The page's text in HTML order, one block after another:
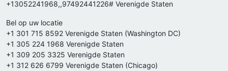
+13052241968,,97492441226# Verenigde Staten
Bel op uw locatie
+1 301 715 8592 Verenigde Staten (Washington DC)
+1 305 224 1968 Verenigde Staten
+1 309 205 3325 Verenigde Staten
+1 312 626 6799 Verenigde Staten (Chicago)